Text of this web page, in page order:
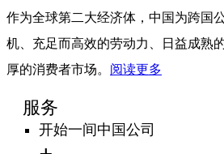
作为全球第二大经济体，中国为跨国
机、充足而高效的劳动力、日益成熟
厚的消费者市场。 阅读更多
服务
开始一间中国公司